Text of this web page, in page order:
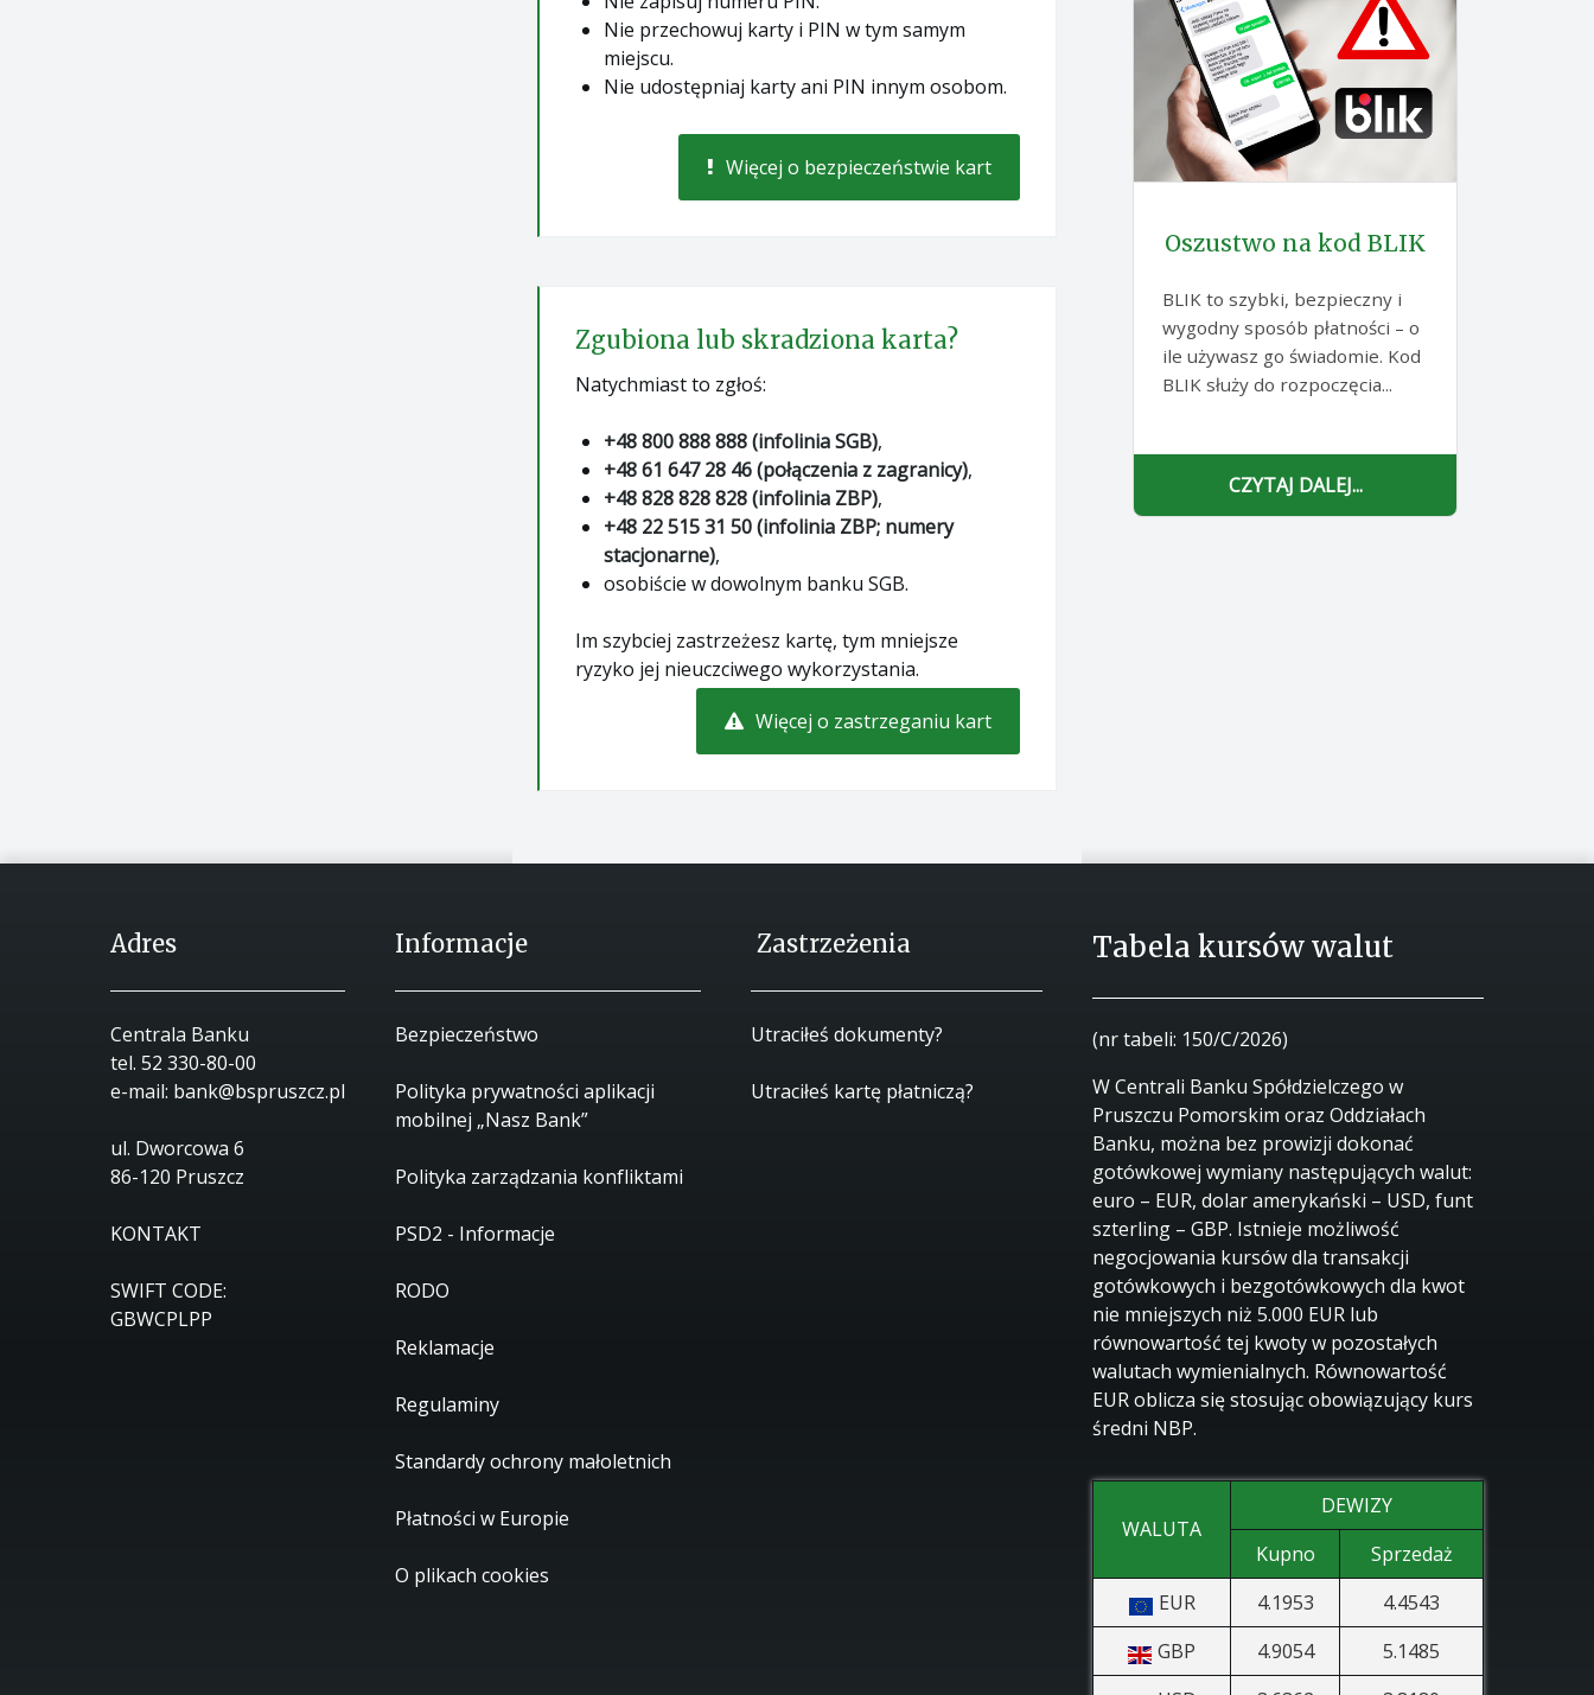
Nie przechowuj karty i PIN w tym samym
miejscu.
Nie udostępniaj karty ani PIN innym osobom.
Więcej o bezpieczeństwie kart
Zgubiona lub skradziona karta?
Natychmiast to zgłoś:
+48 800 888 888 (infolinia SGB),
+48 61 647 28 46 (połączenia z zagranicy),
+48 828 828 828 (infolinia ZBP),
+48 22 515 31 50 (infolinia ZBP; numery
stacjonarne),
osobiście w dowolnym banku SGB.
Im szybciej zastrzeżesz kartę, tym mniejsze
ryzyko jej nieuczciwego wykorzystania.
Więcej o zastrzeganiu kart
Oszustwo na kod BLIK
BLIK to szybki, bezpieczny i
wygodny sposób płatności – o
ile używasz go świadomie. Kod
BLIK służy do rozpoczęcia...
CZYTAJ DALEJ...
Adres
Centrala Banku
tel. 52 330-80-00
e-mail: bank@bspruszcz.pl
ul. Dworcowa 6
86-120 Pruszcz
KONTAKT
SWIFT CODE:
GBWCPLPP
Informacje
Bezpieczeństwo
Polityka prywatności aplikacji
mobilnej „Nasz Bank”
Polityka zarządzania konfliktami
PSD2 - Informacje
RODO
Reklamacje
Regulaminy
Standardy ochrony małoletnich
Płatności w Europie
O plikach cookies
Zastrzeżenia
Utraciłeś dokumenty?
Utraciłeś kartę płatniczą?
Tabela kursów walut
(nr tabeli: 150/C/2026)
W Centrali Banku Spółdzielczego w
Pruszczu Pomorskim oraz Oddziałach
Banku, można bez prowizji dokonać
gotówkowej wymiany następujących walut:
euro – EUR, dolar amerykański – USD, funt
szterling – GBP. Istnieje możliwość
negocjowania kursów dla transakcji
gotówkowych i bezgotówkowych dla kwot
nie mniejszych niż 5.000 EUR lub
równowartość tej kwoty w pozostałych
walutach wymienialnych. Równowartość
EUR oblicza się stosując obowiązujący kurs
średni NBP.
WALUTA
DEWIZY
Kupno
Sprzedaż
EUR
4.1953
4.4543
GBP
4.9054
5.1485